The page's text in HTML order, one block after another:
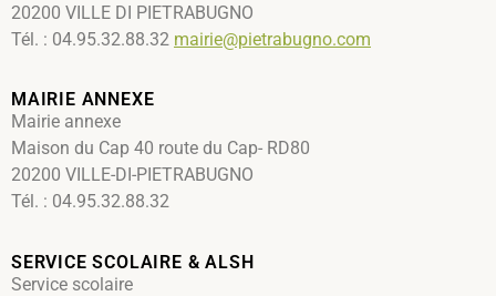
20200 VILLE DI PIETRABUGNO
Tél. : 04.95.32.88.32 mairie@pietrabugno.com
MAIRIE ANNEXE
Mairie annexe
Maison du Cap 40 route du Cap- RD80
20200 VILLE-DI-PIETRABUGNO
Tél. : 04.95.32.88.32
SERVICE SCOLAIRE & ALSH
Service scolaire